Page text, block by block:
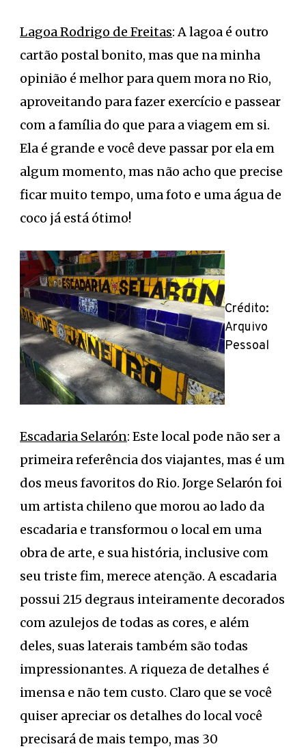
Lagoa Rodrigo de Freitas: A lagoa é outro
cartão postal bonito, mas que na minha
opinião é melhor para quem mora no Rio,
aproveitando para fazer exercício e passear
com a família do que para a viagem em si.
Ela é grande e você deve passar por ela em
algum momento, mas não acho que precise
ficar muito tempo, uma foto e uma água de
coco já está ótimo!
Crédito:
Arquivo
Pessoal
Escadaria Selarón: Este local pode não ser a
primeira referência dos viajantes, mas é um
dos meus favoritos do Rio. Jorge Selarón foi
um artista chileno que morou ao lado da
escadaria e transformou o local em uma
obra de arte, e sua história, inclusive com
seu triste fim, merece atenção. A escadaria
possui 215 degraus inteiramente decorados
com azulejos de todas as cores, e além
deles, suas laterais também são todas
impressionantes. A riqueza de detalhes é
imensa e não tem custo. Claro que se você
quiser apreciar os detalhes do local você
precisará de mais tempo, mas 30